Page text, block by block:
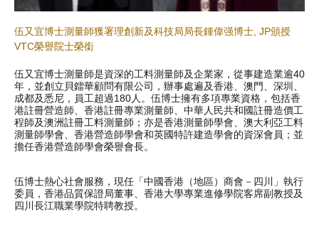
伍又宜博士測量師獲署理創新及科技局局長鍾偉强博士, JP頒授
VTC榮譽院士榮銜
伍又宜博士測量師是資深的工料測量師及企業家，從事建造業逾40
年，並創立貝鐳華顧問有限公司，辦事處遍及香港、澳門、深圳、
成都及悉尼，員工超過180人。伍博士擁有多項專業資格，包括香
港註冊營造師、香港註冊專業測量師、中華人民共和國註冊造價工
程師及澳洲註冊工料測量師；亦是香港測量師學會、澳大利亞工料
測量師學會、香港營造師學會和英國特許建造學會的資深會員；並
擔任香港營造師學會榮譽會長。
伍博士熱心社會服務，現任「中國香港（地區）商會－四川」執行
委員，香港品質保證局董事、香港大學專業進修學院客席副教授及
四川長江職業學院特聘教授。